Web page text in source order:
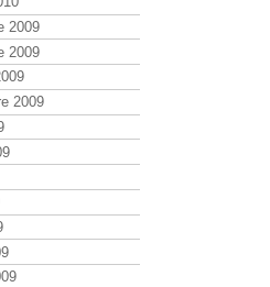
2009
2009
2009